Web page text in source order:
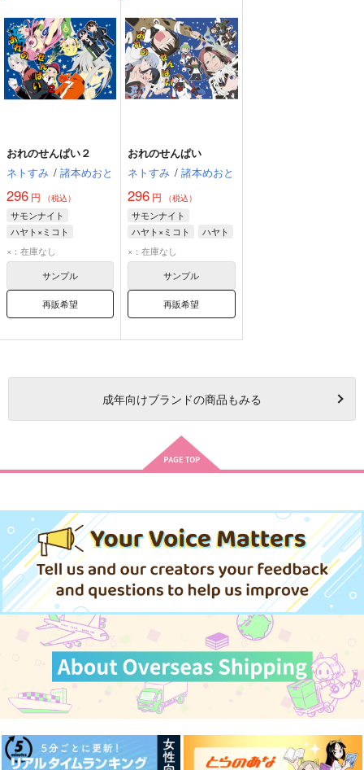
おれのせんぱい２
ネトすみ / 諸本めおと
296 円 （税込）
サモンナイト
ハヤト×ミコト
ミルリーフ
×：在庫なし
サンプル
再販希望
おれのせんぱい
ネトすみ / 諸本めおと
296 円 （税込）
サモンナイト
ハヤト×ミコト
ハヤト
マグナ
トリス
×：在庫なし
サンプル
再販希望
成年向けブランドの商品もみる